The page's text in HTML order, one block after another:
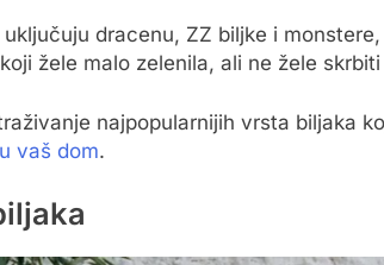
dracenu, ZZ biljke i
žele malo zelenila, ali ne žele
najpopularnijih vrsta biljaka
vaš dom.